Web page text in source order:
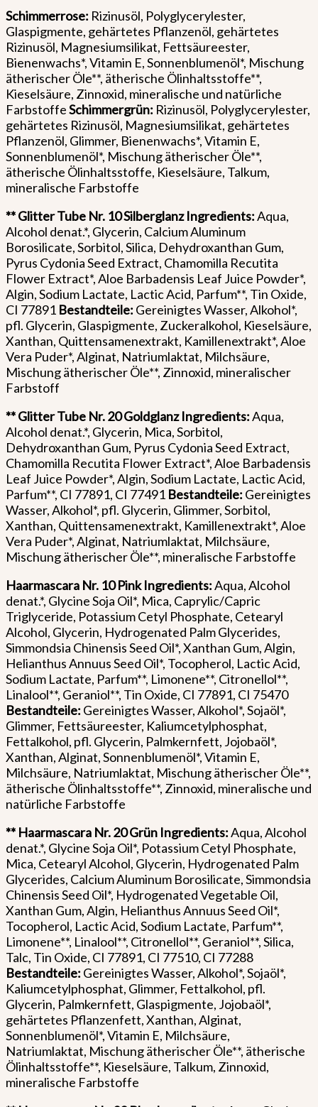
Schimmerrose: Rizinusöl, Polyglycerylester,
Glaspigmente, gehärtetes Pflanzenöl, gehärtetes
Rizinusöl, Magnesiumsilikat, Fettsäureester,
Bienenwachs*, Vitamin E, Sonnenblumenöl*, Mischung
ätherischer Öle**, ätherische Ölinhaltsstoffe**,
Kieselsäure, Zinnoxid, mineralische und natürliche
FarbstoffeSchimmergrün: Rizinusöl, Polyglycerylester,
gehärtetes Rizinusöl, Magnesiumsilikat, gehärtetes
Pflanzenöl, Glimmer, Bienenwachs*, Vitamin E,
Sonnenblumenöl*, Mischung ätherischer Öle**,
ätherische Ölinhaltsstoffe, Kieselsäure, Talkum,
mineralische Farbstoffe
** Glitter Tube Nr. 10 SilberglanzIngredients:Aqua,
Alcohol denat.*, Glycerin, Calcium Aluminum
Borosilicate, Sorbitol, Silica, Dehydroxanthan Gum,
Pyrus Cydonia Seed Extract, Chamomilla Recutita
Flower Extract*, Aloe Barbadensis Leaf Juice Powder*,
Algin, Sodium Lactate, Lactic Acid, Parfum**, Tin Oxide,
CI 77891 Bestandteile: Gereinigtes Wasser, Alkohol*,
pfl. Glycerin, Glaspigmente, Zuckeralkohol, Kieselsäure,
Xanthan, Quittensamenextrakt, Kamillenextrakt*, Aloe
Vera Puder*, Alginat, Natriumlaktat, Milchsäure,
Mischung ätherischer Öle**, Zinnoxid, mineralischer
Farbstoff
** Glitter Tube Nr. 20 GoldglanzIngredients:Aqua,
Alcohol denat.*, Glycerin, Mica, Sorbitol,
Dehydroxanthan Gum, Pyrus Cydonia Seed Extract,
Chamomilla Recutita Flower Extract*, Aloe Barbadensis
Leaf Juice Powder*, Algin, Sodium Lactate, Lactic Acid,
Parfum**, CI 77891, CI 77491 Bestandteile: Gereinigtes
Wasser, Alkohol*, pfl. Glycerin, Glimmer, Sorbitol,
Xanthan, Quittensamenextrakt, Kamillenextrakt*, Aloe
Vera Puder*, Alginat, Natriumlaktat, Milchsäure,
Mischung ätherischer Öle**, mineralische Farbstoffe
Haarmascara Nr. 10 PinkIngredients:Aqua, Alcohol
denat.*, Glycine Soja Oil*, Mica, Caprylic/Capric
Triglyceride, Potassium Cetyl Phosphate, Cetearyl
Alcohol, Glycerin, Hydrogenated Palm Glycerides,
Simmondsia Chinensis Seed Oil*, Xanthan Gum, Algin,
Helianthus Annuus Seed Oil*, Tocopherol, Lactic Acid,
Sodium Lactate, Parfum**, Limonene**, Citronellol**,
Linalool**, Geraniol**, Tin Oxide, CI 77891, CI 75470
Bestandteile: Gereinigtes Wasser, Alkohol*, Sojaöl*,
Glimmer, Fettsäureester, Kaliumcetylphosphat,
Fettalkohol, pfl. Glycerin, Palmkernfett, Jojobaöl*,
Xanthan, Alginat, Sonnenblumenöl*, Vitamin E,
Milchsäure, Natriumlaktat, Mischung ätherischer Öle**,
ätherische Ölinhaltsstoffe**, Zinnoxid, mineralische und
natürliche Farbstoffe
** Haarmascara Nr. 20 Grün Ingredients:Aqua, Alcohol
denat.*, Glycine Soja Oil*, Potassium Cetyl Phosphate,
Mica, Cetearyl Alcohol, Glycerin, Hydrogenated Palm
Glycerides, Calcium Aluminum Borosilicate, Simmondsia
Chinensis Seed Oil*, Hydrogenated Vegetable Oil,
Xanthan Gum, Algin, Helianthus Annuus Seed Oil*,
Tocopherol, Lactic Acid, Sodium Lactate, Parfum**,
Limonene**, Linalool**, Citronellol**, Geraniol**, Silica,
Talc, Tin Oxide, CI 77891, CI 77510, CI 77288
Bestandteile: Gereinigtes Wasser, Alkohol*, Sojaöl*,
Kaliumcetylphosphat, Glimmer, Fettalkohol, pfl.
Glycerin, Palmkernfett, Glaspigmente, Jojobaöl*,
gehärtetes Pflanzenfett, Xanthan, Alginat,
Sonnenblumenöl*, Vitamin E, Milchsäure,
Natriumlaktat, Mischung ätherischer Öle**, ätherische
Ölinhaltsstoffe**, Kieselsäure, Talkum, Zinnoxid,
mineralische Farbstoffe